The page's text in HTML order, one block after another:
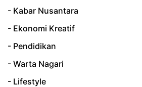
- Kabar Nusantara
- Ekonomi Kreatif
- Pendidikan
- Warta Nagari
- Lifestyle